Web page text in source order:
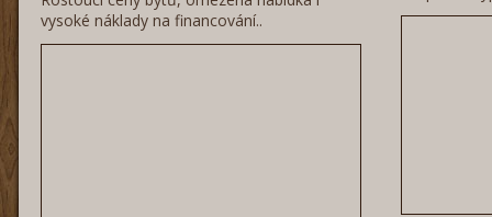
vysoké náklady na financování..